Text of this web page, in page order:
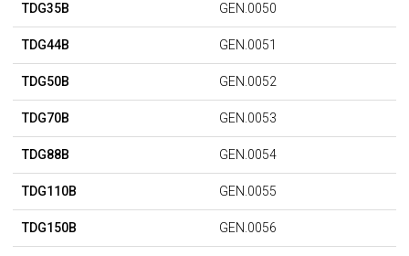
TDG35B GEN.0050
TDG44B GEN.0051
TDG50B GEN.0052
TDG70B GEN.0053
TDG88B GEN.0054
TDG110B GEN.0055
TDG150B GEN.0056